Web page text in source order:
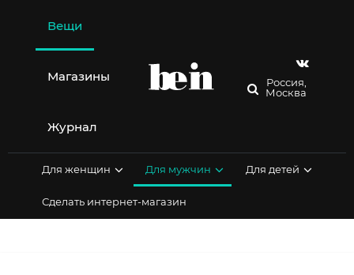
содержимому
Вещи
Магазины
Журнал
Россия,
Москва
Для женщин Для мужчин Для детей
Сделать интернет-магазин